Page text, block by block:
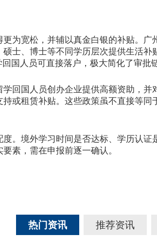
宽松，并辅以真金白银的补贴。广
士、博士等不同学历层次提供生活
国人员可直接落户，极大简化了审批
国人员创办企业提供高额资助，并
或租赁补贴。这些政策虽不直接等同
境外学习时间是否达标、学历认证
素，需在申报前逐一确认。
热门资讯 推荐资讯